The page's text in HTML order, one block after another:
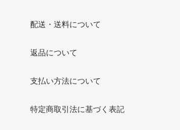
配送・送料について
返品について
支払い方法について
特定商取引法に基づく表記